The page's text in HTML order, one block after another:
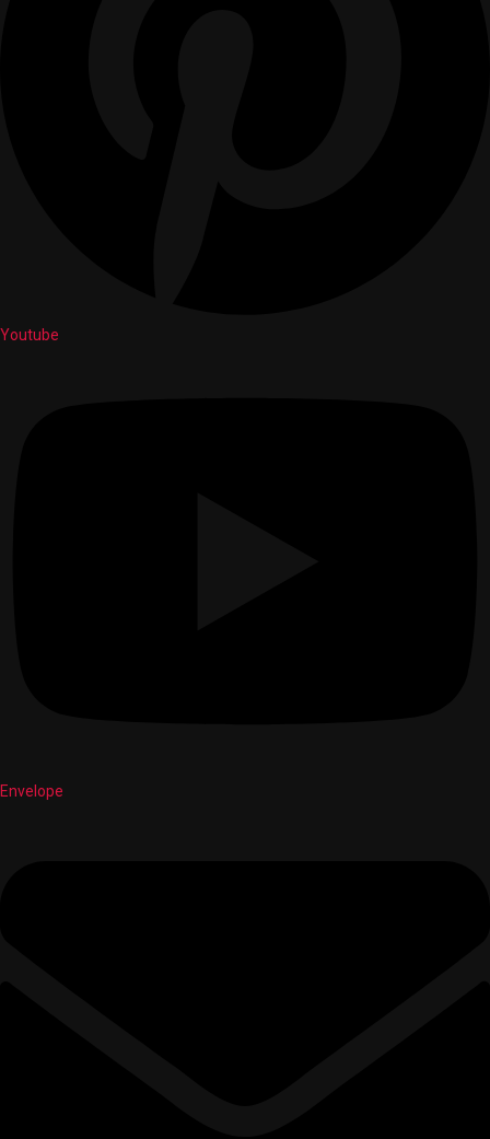
Youtube
Envelope